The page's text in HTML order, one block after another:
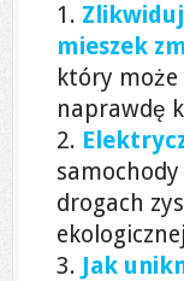
mieszek
który
naprawdę
drogach
Jak